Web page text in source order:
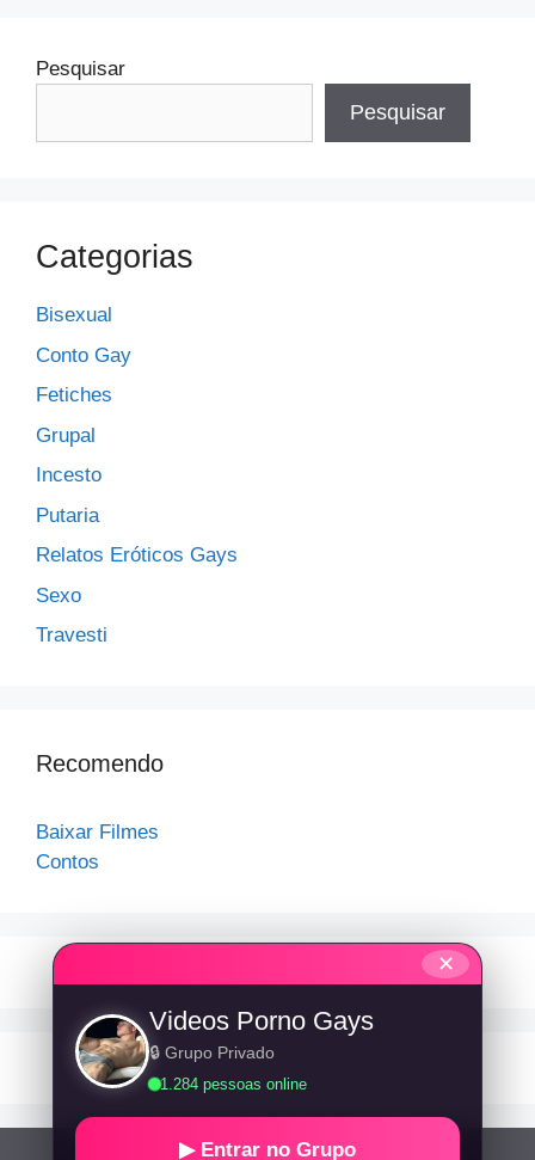
Pesquisar
Pesquisar
Categorias
Bisexual
Conto Gay
Fetiches
Grupal
Incesto
Putaria
Relatos Eróticos Gays
Sexo
Travesti
Recomendo
Baixar Filmes
Contos
✕
Videos Porno Gays
🔒 Grupo Privado
1.284 pessoas online
▶ Entrar no Grupo